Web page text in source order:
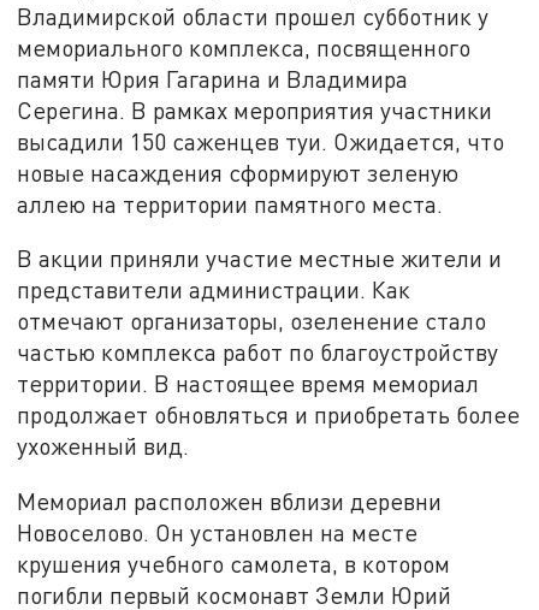
Владимирской области прошел субботник у
мемориального комплекса, посвященного
памяти Юрия Гагарина и Владимира
Серегина. В рамках мероприятия участники
высадили 150 саженцев туи. Ожидается, что
новые насаждения сформируют зеленую
аллею на территории памятного места.
В акции приняли участие местные жители и
представители администрации. Как
отмечают организаторы, озеленение стало
частью комплекса работ по благоустройству
территории. В настоящее время мемориал
продолжает обновляться и приобретать более
ухоженный вид.
Мемориал расположен вблизи деревни
Новоселово. Он установлен на месте
крушения учебного самолета, в котором
погибли первый космонавт Земли Юрий